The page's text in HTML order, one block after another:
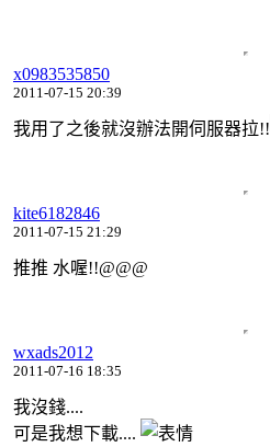
x0983535850
2011-07-15 20:39
我用了之後就沒辦法開伺服器拉!!
kite6182846
2011-07-15 21:29
推推 水喔!!@@@
wxads2012
2011-07-16 18:35
我沒錢....
可是我想下載....